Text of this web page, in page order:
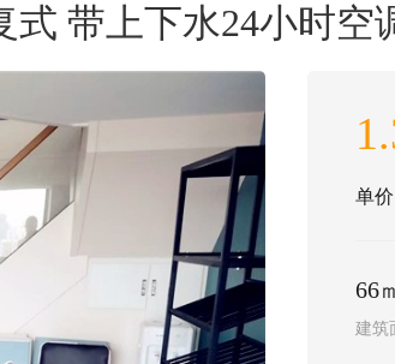
带上下水24小时空
单
66
建筑